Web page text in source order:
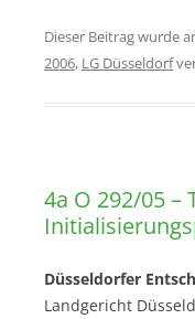
Dieser Beitrag wurde
2006, LG Düsseldorf
4a O 292/05 –
Düsseldorfer
Landgericht